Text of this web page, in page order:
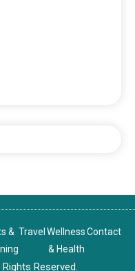
& Travel Wellness
& Health
Contact
Reserved.